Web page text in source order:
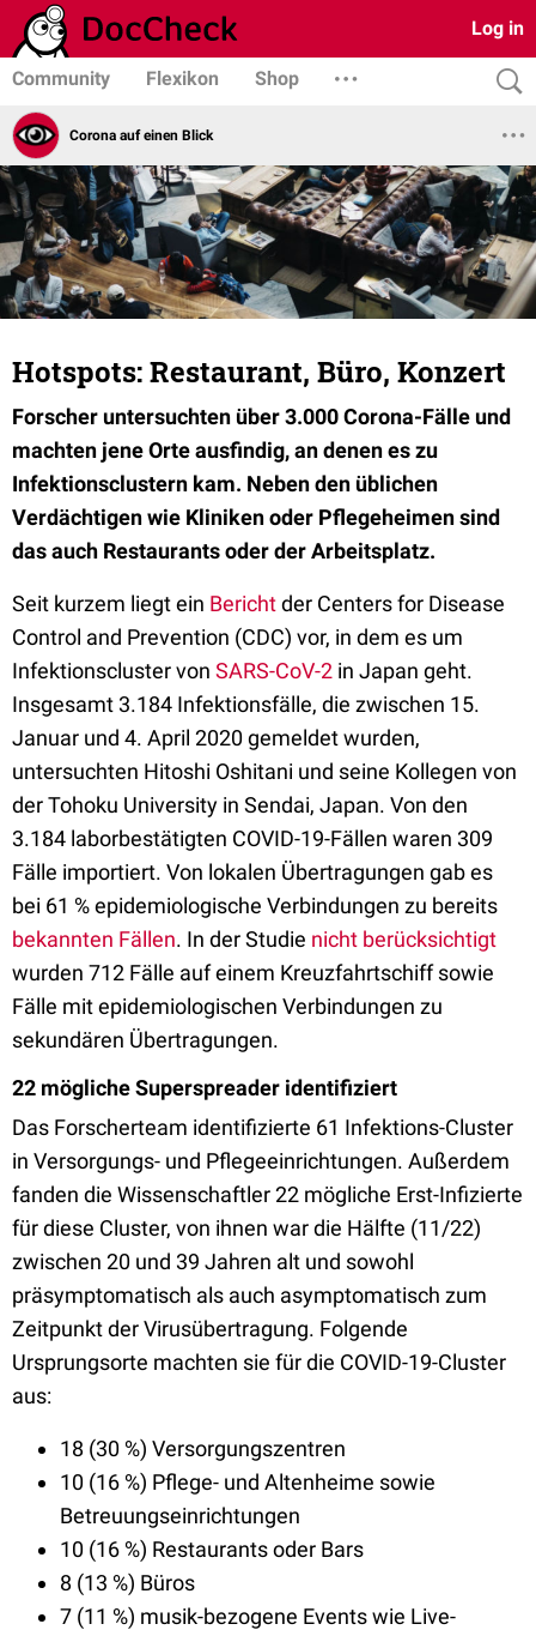
Log in
Community Flexikon Shop
Corona auf einen Blick
Hotspots: Restaurant, Büro, Konzert
Forscher untersuchten über 3.000 Corona-Fälle und
machten jene Orte ausfindig, an denen es zu
Infektionsclustern kam. Neben den üblichen
Verdächtigen wie Kliniken oder Pflegeheimen sind
das auch Restaurants oder der Arbeitsplatz.
Seit kurzem liegt ein Berichtder Centers for Disease
Control and Prevention (CDC) vor, in dem es um
Infektionscluster von SARS-CoV-2 in Japan geht.
Insgesamt 3.184 Infektionsfälle, die zwischen 15.
Januar und 4. April 2020 gemeldet wurden,
untersuchten Hitoshi Oshitani und seine Kollegen von
der Tohoku University in Sendai, Japan. Von den
3.184 laborbestätigten COVID-19-Fällen waren 309
Fälle importiert. Von lokalen Übertragungen gab es
bei 61 % epidemiologische Verbindungen zu bereits
bekannten Fällen. In der Studie nicht berücksichtigt
wurden 712 Fälle auf einem Kreuzfahrtschiff sowie
Fälle mit epidemiologischen Verbindungen zu
sekundären Übertragungen.
22 mögliche Superspreader identifiziert
Das Forscherteam identifizierte 61 Infektions-Cluster
in Versorgungs- und Pflegeeinrichtungen. Außerdem
fanden die Wissenschaftler 22 mögliche Erst-Infizierte
für diese Cluster, von ihnen war die Hälfte (11/22)
zwischen 20 und 39 Jahren alt und sowohl
präsymptomatisch als auch asymptomatisch zum
Zeitpunkt der Virusübertragung. Folgende
Ursprungsorte machten sie für die COVID-19-Cluster
aus:
18 (30 %) Versorgungszentren
10 (16 %) Pflege- und Altenheime sowie
Betreuungseinrichtungen
10 (16 %) Restaurants oder Bars
8 (13 %) Büros
7 (11 %) musik-bezogene Events wie Live-